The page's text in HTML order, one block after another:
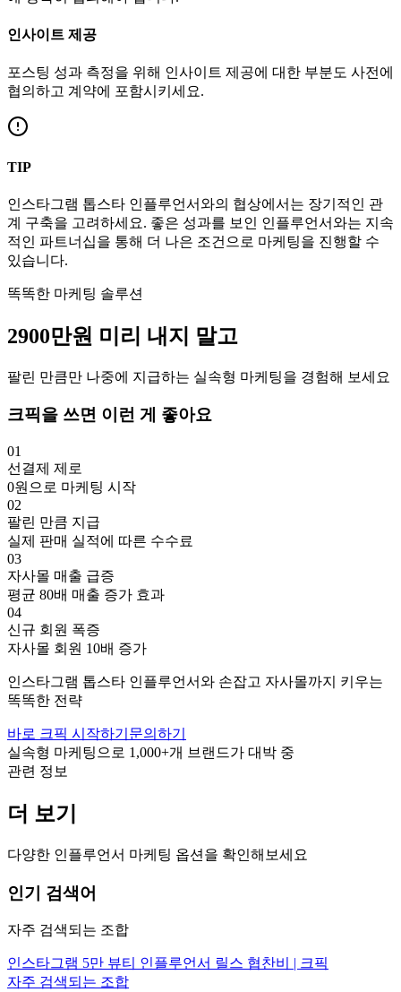
인사이트 제공
포스팅 성과 측정을 위해 인사이트 제공에 대한 부분도 사전에
협의하고 계약에 포함시키세요.
TIP
인스타그램 톱스타 인플루언서와의 협상에서는 장기적인 관
계 구축을 고려하세요. 좋은 성과를 보인 인플루언서와는 지속
적인 파트너십을 통해 더 나은 조건으로 마케팅을 진행할 수
있습니다.
똑똑한 마케팅 솔루션
2900만원 미리 내지 말고
팔린 만큼만 나중에 지급하는 실속형 마케팅을 경험해 보세요
크픽을 쓰면 이런 게 좋아요
01
선결제 제로
0원으로 마케팅 시작
02
팔린 만큼 지급
실제 판매 실적에 따른 수수료
03
자사몰 매출 급증
평균 80배 매출 증가 효과
04
신규 회원 폭증
자사몰 회원 10배 증가
인스타그램 톱스타 인플루언서와 손잡고 자사몰까지 키우는
똑똑한 전략
바로 크픽 시작하기 문의하기
실속형 마케팅으로 1,000+개 브랜드가 대박 중
관련 정보
더 보기
다양한 인플루언서 마케팅 옵션을 확인해보세요
인기 검색어
자주 검색되는 조합
인스타그램 5만 뷰티 인플루언서 릴스 협찬비 | 크픽
자주 검색되는 조합